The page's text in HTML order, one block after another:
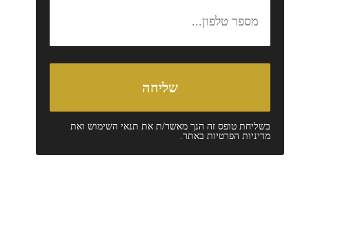
בשליחת טופס זה הנך מאשר/ת את תנאי השימושואת
מדיניות הפרטיותבאתר.